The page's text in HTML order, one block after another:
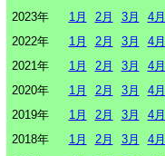
2023年
1月 2月 3月
4月
2022年
1月 2月 3月
4月
2021年
1月 2月 3月
4月
2020年
1月 2月 3月
4月
2019年
1月 2月 3月
4月
2018年
1月 2月 3月
4月